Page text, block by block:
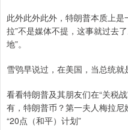
此外此外此外，特朗普本质上
拉”不是媒体不提，这事就过去
地”。
雪鸮早说过，在美国，当总统就
看看特朗普及其朋友们在“关税
有，特朗普币？第一夫人梅拉尼
“20点（和平）计划”